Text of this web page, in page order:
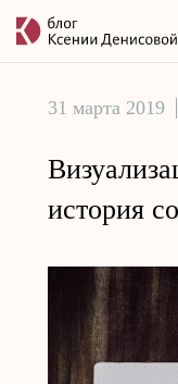
31 марта 2019
история